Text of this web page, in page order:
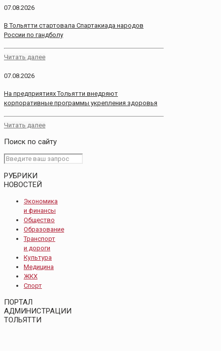
07.08.2026
В Тольятти стартовала Спартакиада народов
России по гандболу
Читать далее
07.08.2026
На предприятиях Тольятти внедряют
корпоративные программы укрепления здоровья
Читать далее
Поиск по сайту
РУБРИКИ
НОВОСТЕЙ
Экономика
и финансы
Общество
Образование
Транспорт
и дороги
Культура
Медицина
ЖКХ
Спорт
ПОРТАЛ
АДМИНИСТРАЦИИ
ТОЛЬЯТТИ